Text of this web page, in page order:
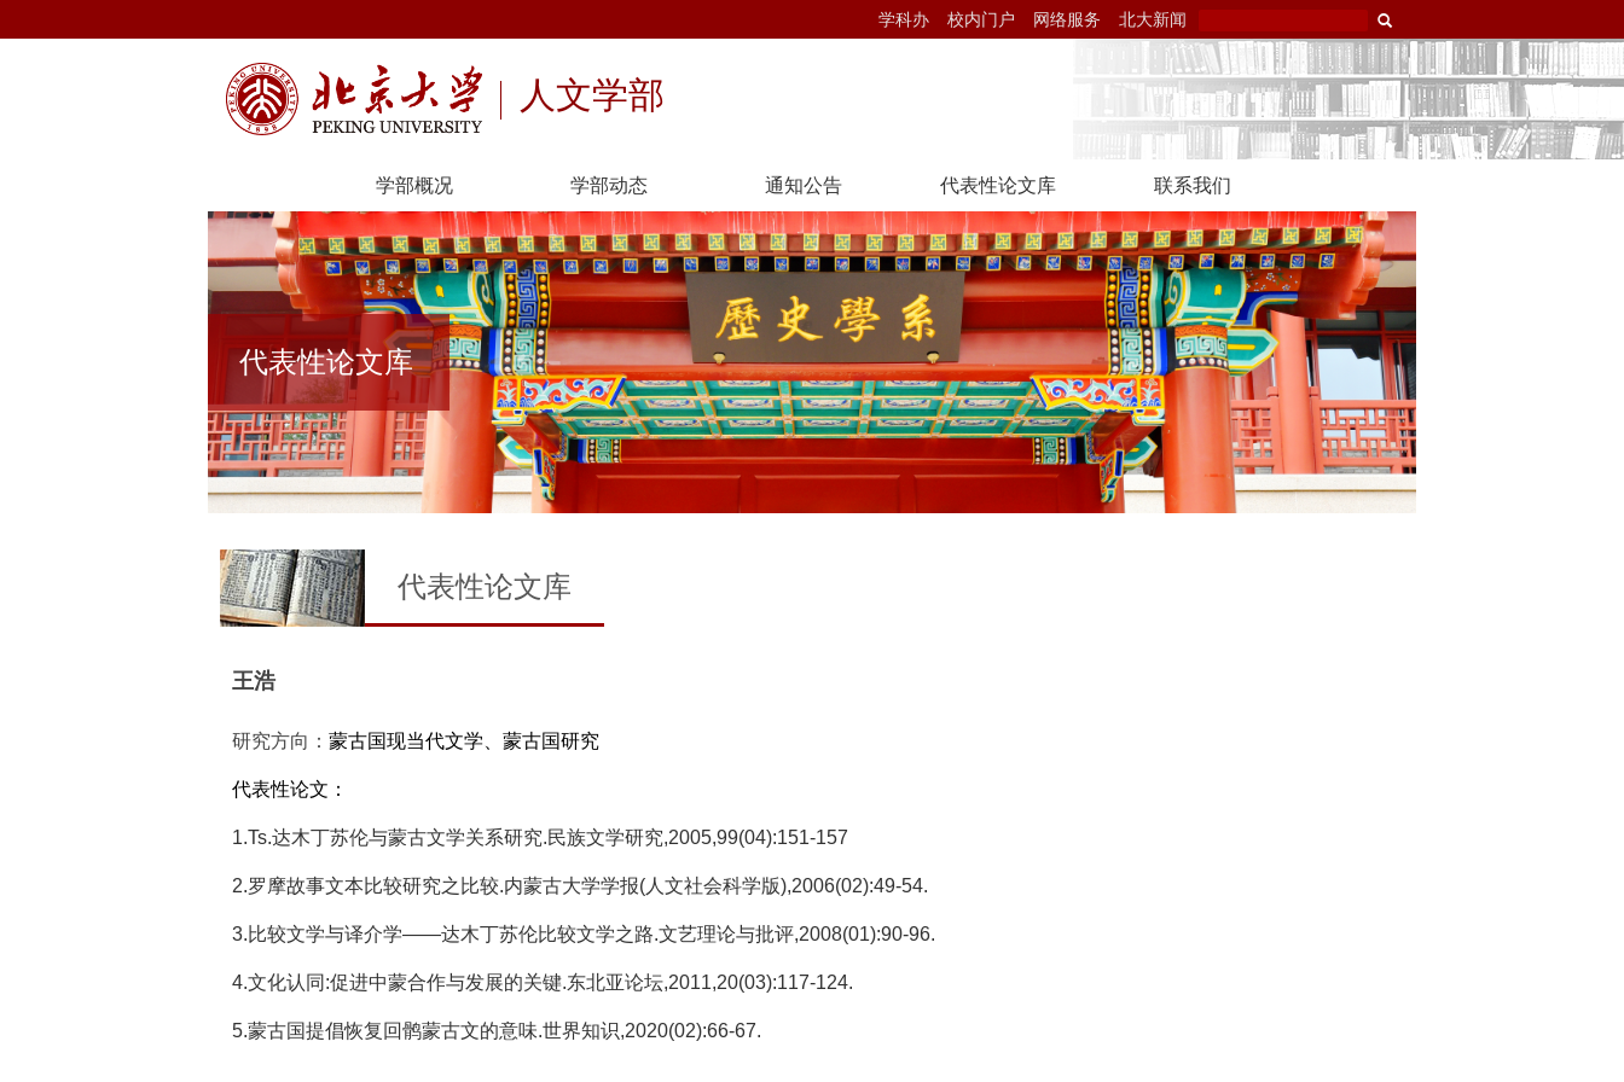
学科办 校内门户 网络服务 北大新闻
人文学部
学部概况 学部动态 通知公告 代表性论文库 联系我们
代表性论文库
代表性论文库
王浩
研究方向： 蒙古国现当代文学、蒙古国研究
代表性论文：
1.Ts.达木丁苏伦与蒙古文学关系研究.民族文学研究,2005,99(04):151-157
2.罗摩故事文本比较研究之比较.内蒙古大学学报(人文社会科学版),2006(02):49-54.
3.比较文学与译介学——达木丁苏伦比较文学之路.文艺理论与批评,2008(01):90-96.
4.文化认同:促进中蒙合作与发展的关键.东北亚论坛,2011,20(03):117-124.
5.蒙古国提倡恢复回鹘蒙古文的意味.世界知识,2020(02):66-67.